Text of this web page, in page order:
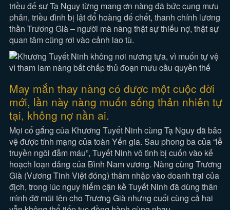
triều đế sư Tạ Nguy từng mang ơn nàng đã bức cung mưu
phản, triều đình bị lật đổ hoàng đế chết, thanh chính lương
thần Trương Già – người mà nàng thật sự thiếu nợ, thật sự
quan tâm cũng rơi vào cảnh lao tù.
May mắn thay nàng có được một cuộc đời
mới, lần này nàng muốn sống thản nhiên tự
tại, không nợ nần ai.
Mọi cố gắng của Khương Tuyết Ninh cùng Tạ Nguy đã bảo
vệ được tính mạng của toàn Yến gia. Sau phong ba của “lễ
truyền ngôi đẫm máu”, Tuyết Ninh vô tình bị cuốn vào kế
hoạch loạn đảng của Bình Nam vương. Nàng cùng Trương
Già (Vương Tinh Việt đóng) thâm nhập vào doanh trại của
địch, trong lúc nguy hiểm cận kề Tuyết Ninh đã dùng thân
mình đỡ mũi tên cho Trương Già nhưng cuối cùng cả hai